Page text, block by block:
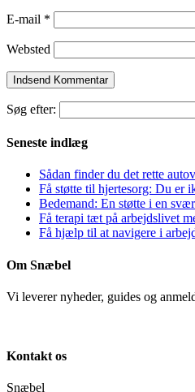
E-mail *
Websted
Søg efter:
Seneste indlæg
Sådan finder du det rette
Få støtte til hjertesorg: Du er
Bedemand: En støtte i en
Få terapi tæt på arbejdslivet
Få hjælp til at navigere i
Om Snæbel
Vi leverer nyheder, guides og
Kontakt os
Snæbel